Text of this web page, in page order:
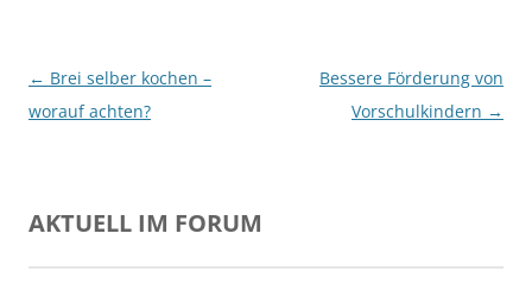
Beitragsnavigation
← Brei selber kochen –
worauf achten?
Bessere Förderung von
Vorschulkindern →
AKTUELL IM FORUM